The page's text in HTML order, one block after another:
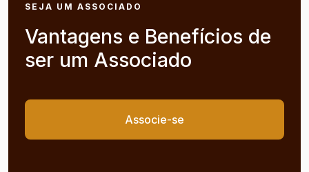
SEJA UM ASSOCIADO
Vantagens e Benefícios de
ser um Associado
Associe-se